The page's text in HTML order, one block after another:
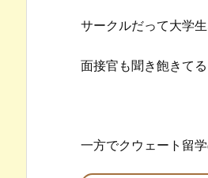
サークルだって大学
面接官も聞き飽きて
一方でクウェート留